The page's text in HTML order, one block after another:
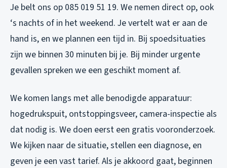
Je belt ons op 085 019 51 19. We nemen direct op, ook
‘s nachts of in het weekend. Je vertelt wat er aan de
hand is, en we plannen een tijd in. Bij spoedsituaties
zijn we binnen 30 minuten bij je. Bij minder urgente
gevallen spreken we een geschikt moment af.
We komen langs met alle benodigde apparatuur:
hogedrukspuit, ontstoppingsveer, camera-inspectie als
dat nodig is. We doen eerst een gratis vooronderzoek.
We kijken naar de situatie, stellen een diagnose, en
geven je een vast tarief. Als je akkoord gaat, beginnen